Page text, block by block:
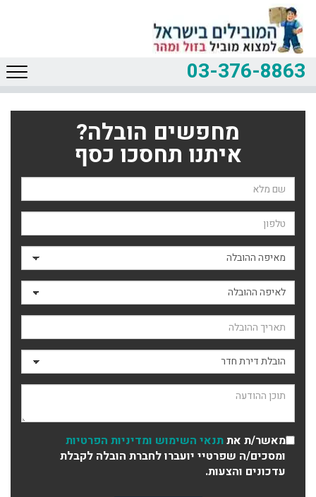
03-376-8863
מחפשים הובלה?
איתנו תחסכו כסף
שם השולח
טלפון
מאיפה ההובלה
לאיפה ההובלה
תאריך ההובלה
סוג ההובלה
תוכן ההודעה
מאשר/ת אתתנאי השימוש ומדיניות הפרטיות
ומסכים/ה שפרטיי יועברו לחברת הובלה לקבלת
עדכונים והצעות.